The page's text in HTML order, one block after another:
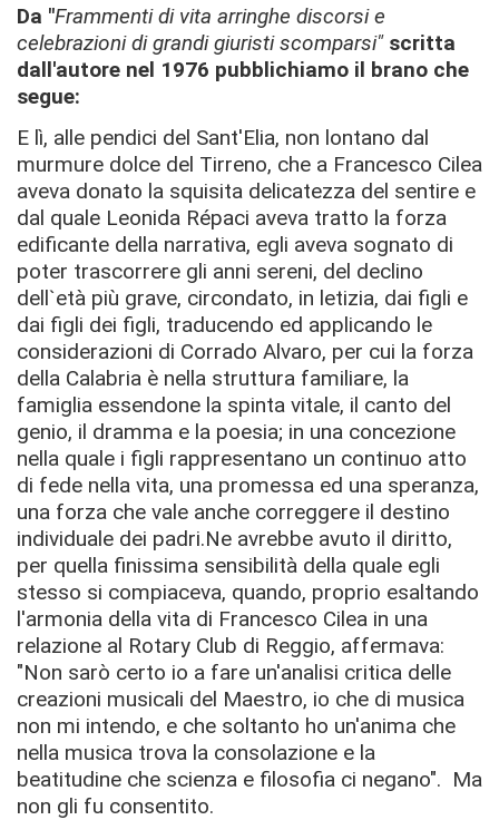
Da "Frammenti di vita arringhe discorsi e
celebrazioni di grandi giuristi scomparsi"scritta
dall'autore nel 1976 pubblichiamo il brano che
segue:
E lì, alle pendici del Sant'Elia, non lontano dal
murmure dolce del Tirreno, che a Francesco Cilea
aveva donato la squisita delicatezza del sentire e
dal quale Leonida Répaci aveva tratto la forza
ediﬁcante della narrativa, egli aveva sognato di
poter trascorrere gli anni sereni, del declino
dell`età più grave, circondato, in letizia, dai figli e
dai figli dei ﬁgli, traducendo ed applicando le
considerazioni di Corrado Alvaro, per cui la forza
della Calabria è nella struttura familiare, la
famiglia essendone la spinta vitale, il canto del
genio, il dramma e la poesia; in una concezione
nella quale i ﬁgli rappresentano un continuo atto
di fede nella vita, una promessa ed una speranza,
una forza che vale anche correggere il destino
individuale dei padri.Ne avrebbe avuto il diritto,
per quella finissima sensibilità della quale egli
stesso si compiaceva, quando, proprio esaltando
l'armonia della vita di Francesco Cilea in una
relazione al Rotary Club di Reggio, affermava:
"Non sarò certo io a fare un'analisi critica delle
creazioni musicali del Maestro, io che di musica
non mi intendo, e che soltanto ho un'anima che
nella musica trova la consolazione e la
beatitudine che scienza e filosofia ci negano". Ma
non gli fu consentito.